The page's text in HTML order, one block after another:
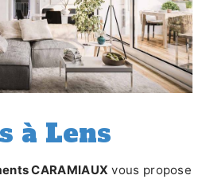
à Lens
CARAMIAUX vous propose